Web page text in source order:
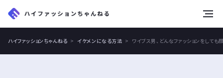
ハイファッションちゃんねる イケメンになる方法 ワイブス男、どんなファッションをして